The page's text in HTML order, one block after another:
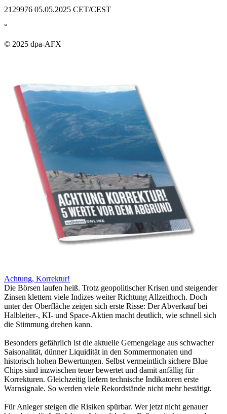
2129976 05.05.2025 CET/CEST
°
© 2025 dpa-AFX
Achtung, Korrektur!
Die Börsen laufen heiß. Trotz geopolitischer Krisen und steigender
Zinsen klettern viele Indizes weiter Richtung Allzeithoch. Doch
unter der Oberfläche zeigen sich erste Risse: Der Abverkauf bei
Halbleiter-, KI- und Space-Aktien macht deutlich, wie schnell sich
die Stimmung drehen kann.
Besonders gefährlich ist die aktuelle Gemengelage aus schwacher
Saisonalität, dünner Liquidität in den Sommermonaten und
historisch hohen Bewertungen. Selbst vermeintlich sichere Blue
Chips sind inzwischen teuer bewertet und damit anfällig für
Korrekturen. Gleichzeitig liefern technische Indikatoren erste
Warnsignale. So werden viele Rekordstände nicht mehr bestätigt.
Für Anleger steigen die Risiken spürbar. Wer jetzt nicht genauer